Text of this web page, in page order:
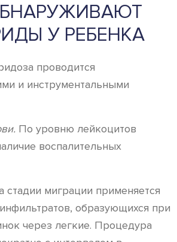
У РЕБЕНКА
проводится
и инструментальными
По уровню лейкоцитов
воспалительных
стадии миграции применяется
образующихся при
через легкие. Процедура